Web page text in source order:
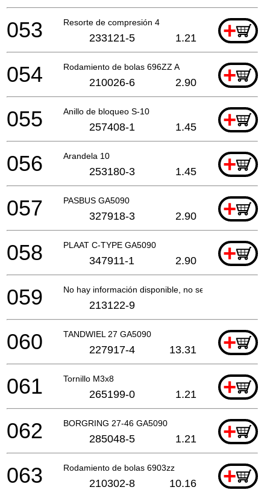
Resorte de compresión 4 +
053 233121-5 1.21
Rodamiento de bolas 696ZZ A +
054 210026-6 2.90
Anillo de bloqueo S-10 +
055 257408-1 1.45
Arandela 10 +
056 253180-3 1.45
PASBUS GA5090 +
057 327918-3 2.90
PLAAT C-TYPE GA5090 +
058 347911-1 2.90
No hay información disponible, no se puede pedir
059 213122-9
TANDWIEL 27 GA5090 +
060 227917-4 13.31
Tornillo M3x8 +
061 265199-0 1.21
BORGRING 27-46 GA5090 +
062 285048-5 1.21
Rodamiento de bolas 6903zz +
063 210302-8 10.16